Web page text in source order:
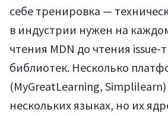
себе тренировка —
в индустрии нужен на
чтения MDN до чтения issue-
библиотек. Несколько
(MyGreatLearning,
нескольких языках, но их